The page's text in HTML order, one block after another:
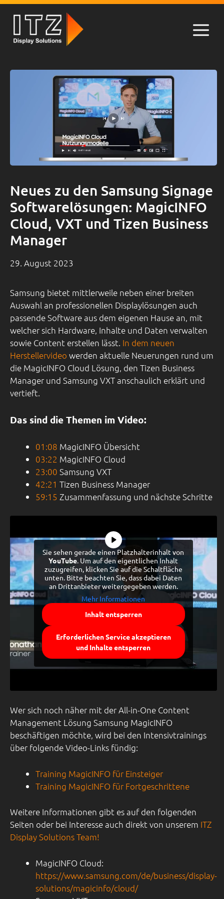
Zum
Inhalt
Neues zu den Samsung Signage
Softwarelösungen: MagicINFO
Cloud, VXT und Tizen Business
Manager
29. August 2023
Samsung bietet mittlerweile neben einer breiten
Auswahl an professionellen Displaylösungen auch
passende Software aus dem eigenen Hause an, mit
welcher sich Hardware, Inhalte und Daten verwalten
sowie Content erstellen lässt. In dem neuen
Herstellervideo werden aktuelle Neuerungen rund um
die MagicINFO Cloud Lösung, den Tizen Business
Manager und Samsung VXT anschaulich erklärt und
vertieft.
Das sind die Themen im Video:
01:08 MagicINFO Übersicht
03:22 MagicINFO Cloud
23:00 Samsung VXT
42:21 Tizen Business Manager
59:15 Zusammenfassung und nächste Schritte
Sie sehen gerade einen Platzhalterinhalt von
YouTube. Um auf den eigentlichen Inhalt
zuzugreifen, klicken Sie auf die Schaltfläche
unten. Bitte beachten Sie, dass dabei Daten
an Drittanbieter weitergegeben werden.
Mehr Informationen
Inhalt entsperren
Erforderlichen Service akzeptieren
und Inhalte entsperren
Wer sich noch näher mit der All-in-One Content
Management Lösung Samsung MagicINFO
beschäftigen möchte, wird bei den Intensivtrainings
über folgende Video-Links fündig:
Training MagicINFO für Einsteiger
Training MagicINFO für Fortgeschrittene
Weitere Informationen gibt es auf den folgenden
Seiten oder bei Interesse auch direkt von unserem ITZ
Display Solutions Team!
MagicINFO Cloud:
https://www.samsung.com/de/business/display-
solutions/magicinfo/cloud/